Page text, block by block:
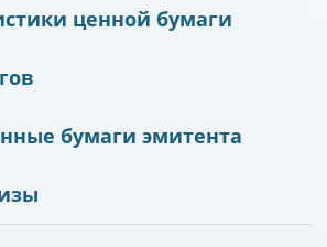
ценной бумаги
бумаги эмитента